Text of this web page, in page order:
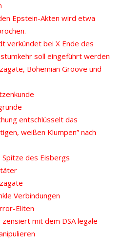
Epstein-Akten wird etwa
verkündet bei X Ende des
soll eingeführt werden
Bohemian Groove und
entschlüsselt das
weißen Klumpen” nach
des Eisbergs
Verbindungen
Eliten
zensiert mit dem DSA legale